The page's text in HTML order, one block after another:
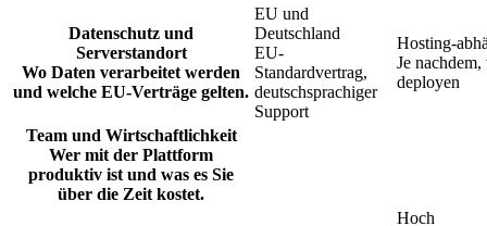
Datenschutz und
Serverstandort
Wo Daten verarbeitet werden
und welche EU-Verträge gelten.
EU und
Deutschland
EU-
Standardvertrag,
deutschsprachiger
Support
Hosting-
Je
deployen
Team und Wirtschaftlichkeit
Wer mit der Plattform
produktiv ist und was es Sie
über die Zeit kostet.
Hoch